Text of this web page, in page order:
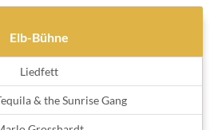
Elb-Bühne
Liedfett
& the Sunrise Gang